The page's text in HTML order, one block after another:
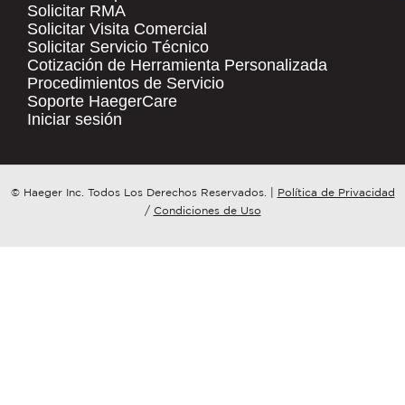
COMPANY NAME*
COUNTRY
REGARDING?*
.
QUICK LINKS
Products
Resources
Contact Us
Tooling Wizard
Solicitar RMA
Solicitar Visita Comercial
Solicitar Servicio Técnico
Cotización de Herramienta Personalizada
Procedimientos de Servicio
Soporte HaegerCare
Iniciar sesión
© Haeger Inc. Todos Los Derechos Reservados.
Política de Privacidad
/ Condiciones de Uso